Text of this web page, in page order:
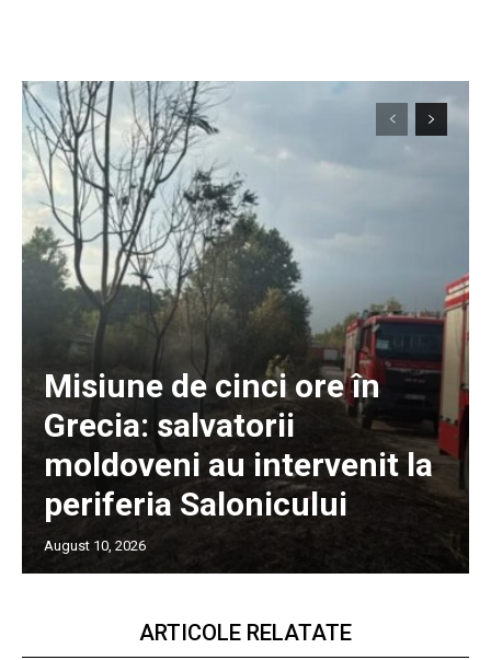
Misiune de cinci ore în
Grecia: salvatorii
moldoveni au intervenit la
periferia Salonicului
August 10, 2026
ARTICOLE RELATATE